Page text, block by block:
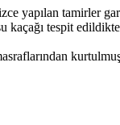
yapılan tamirler
kaçağı tespit